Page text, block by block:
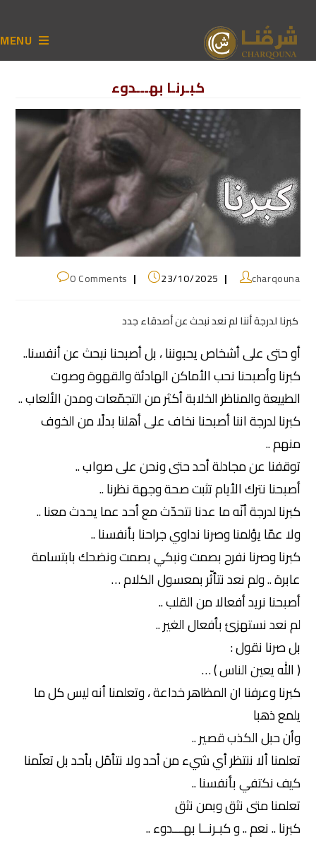
MENU
كبـرنـا بهـــدوء
charqouna
23/10/2025
0 Comments
كبرنا لدرجة أننا لم نعد نبحث عن أصدقاء جدد
أو حتى على أشخاص يحبوننا ، بل أصبحنا نبحث عن أنفسنا..
كبرنا وأصبحنا نحب الأماكن الهادئة والقهوة وصوت
الطبيعة والمناظر الخلابة أكثر من التجمّعات ومدن الألعاب ..
كبرنا لدرجة اننا أصبحنا نخاف على أهلنا بدلًا من الخوف
منهم ..
توقفنا عن مجادلة أحد حتى ونحن على صواب ..
أصبحنا نترك الأيام تثبت صحة وجهة نظرنا ..
كبرنا لدرجة أنّه ما عدنا نتحدّث مع أحد عما يحدث معنا ..
ولا عمّا يؤلمنا وصرنا نداوي جراحنا بأنفسنا ..
كبرنا وصرنا نفرح بصمت ونبكي بصمت ونضحك بابتسامة
عابرة .. ولم نعد نتأثّر بمعسول الكلام …
أصبحنا نريد أفعالا من القلب ..
لم نعد نستهزئ بأفعال الغير ..
بل صرنا نقول :
( الله يعين الناس ) …
كبرنا وعرفنا ان المظاهر خداعة ، وتعلمنا أنه ليس كل ما
يلمع ذهبا
وأن حبل الكذب قصير ..
تعلمنا ألا ننتظر أي شيء من أحد ولا نتأمّل بأحد بل تعلّمنا
كيف نكتفي بأنفسنا ..
تعلمنا متى نثق وبمن نثق
كبرنا .. نعم .. و كبـرنــا بهـــدوء ..